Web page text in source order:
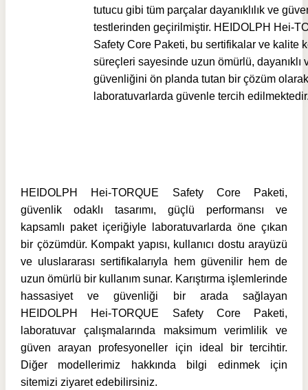
tutucu gibi tüm parçalar dayanıklılık ve
testlerinden geçirilmiştir. HEIDOLPH Hei-
Safety Core Paketi, bu sertifikalar ve kalite
süreçleri sayesinde uzun ömürlü, dayanıklı
güvenliğini ön planda tutan bir çözüm olarak
laboratuvarlarda güvenle tercih
HEIDOLPH Hei-TORQUE Safety Core Paketi,
güvenlik odaklı tasarımı, güçlü performansı ve
kapsamlı paket içeriğiyle laboratuvarlarda öne çıkan
bir çözümdür. Kompakt yapısı, kullanıcı dostu arayüzü
ve uluslararası sertifikalarıyla hem güvenilir hem de
uzun ömürlü bir kullanım sunar. Karıştırma işlemlerinde
hassasiyet ve güvenliği bir arada sağlayan
HEIDOLPH Hei-TORQUE Safety Core Paketi,
laboratuvar çalışmalarında maksimum verimlilik ve
güven arayan profesyoneller için ideal bir tercihtir.
Diğer modellerimiz hakkında bilgi edinmek için
sitemizi ziyaret edebilirsiniz.